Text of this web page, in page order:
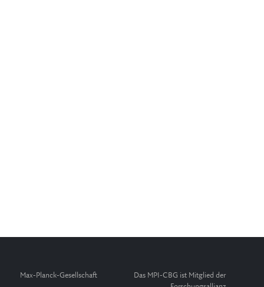
Max-Planck-Gesellschaft
Das MPI-CBG ist Mitglied der